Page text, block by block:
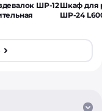
ШР-12Шкаф для
ШР-24